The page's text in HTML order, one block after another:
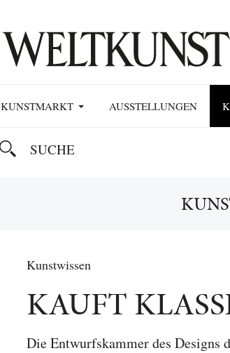
KUNSTMARKT AUSSTELLUNGEN
Kunstwissen
KAUFT
Die Entwurfskammer des Designs